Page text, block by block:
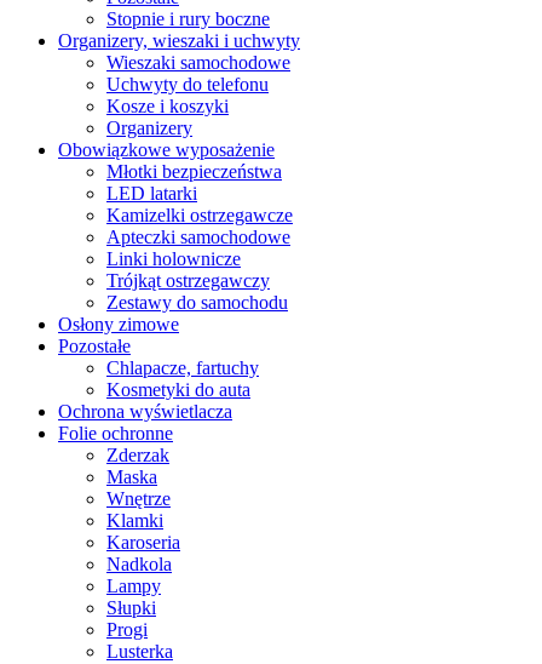
Stopnie i rury boczne
Organizery, wieszaki i uchwyty
Wieszaki samochodowe
Uchwyty do telefonu
Kosze i koszyki
Organizery
Obowiązkowe wyposażenie
Młotki bezpieczeństwa
LED latarki
Kamizelki ostrzegawcze
Apteczki samochodowe
Linki holownicze
Trójkąt ostrzegawczy
Zestawy do samochodu
Osłony zimowe
Pozostałe
Chlapacze, fartuchy
Kosmetyki do auta
Ochrona wyświetlacza
Folie ochronne
Zderzak
Maska
Wnętrze
Klamki
Karoseria
Nadkola
Lampy
Słupki
Progi
Lusterka